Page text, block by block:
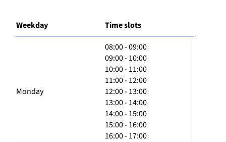
Weekday Time slots
Monday
08:00 - 09:00
09:00 - 10:00
10:00 - 11:00
11:00 - 12:00
12:00 - 13:00
13:00 - 14:00
14:00 - 15:00
15:00 - 16:00
16:00 - 17:00